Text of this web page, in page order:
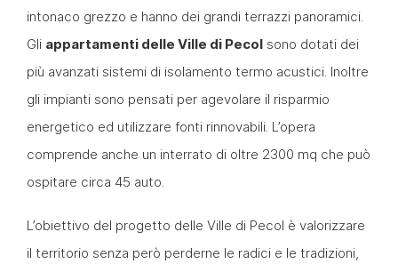
intonaco grezzo e hanno dei grandi terrazzi panoramici.
Gli appartamenti delle Ville di Pecol sono dotati dei
più avanzati sistemi di isolamento termo acustici. Inoltre
gli impianti sono pensati per agevolare il risparmio
energetico ed utilizzare fonti rinnovabili. L’opera
comprende anche un interrato di oltre 2300 mq che può
ospitare circa 45 auto.
L’obiettivo del progetto delle Ville di Pecol è valorizzare
il territorio senza però perderne le radici e le tradizioni,